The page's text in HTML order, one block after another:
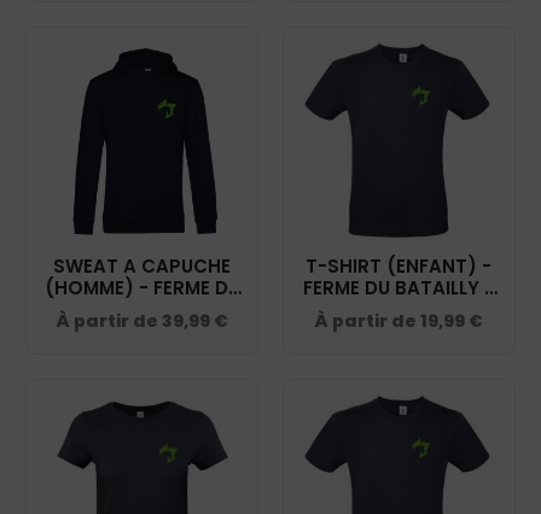
SWEAT A CAPUCHE
(HOMME) - FERME DU
BATAILLY - NAVY -
BCU33B
À partir de 39,99 €
T-SHIRT (ENFANT) -
FERME DU BATAILLY -
NAVY - BC03TK
À partir de 19,99 €